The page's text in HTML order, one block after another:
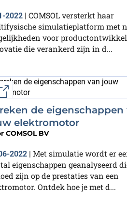
2022 | COMSOL versterkt haar
simulatieplatform met
voor
die verankerd zijn in d...
External link
de eigenschappen
elektromotor
COMSOL BV
2022 | Met simulatie wordt er
eigenschappen geanalyseerd
zijn op de prestaties van een
Ontdek hoe je met d...